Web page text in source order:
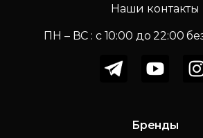
Наши контакты
ПН – ВС : c 10:00 до 22:00
Бренды